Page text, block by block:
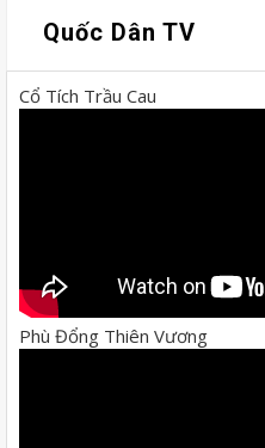
Quốc Dân TV
Cổ Tích Trầu Cau
Phù Đổng Thiên Vương